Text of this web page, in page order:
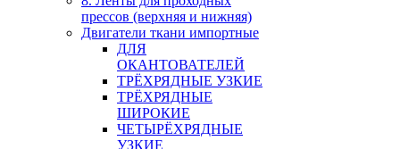
прессов (верхняя и нижняя)
Двигатели ткани импортные
ДЛЯ
ОКАНТОВАТЕЛЕЙ
ТРЁХРЯДНЫЕ УЗКИЕ
ТРЁХРЯДНЫЕ
ШИРОКИЕ
ЧЕТЫРЁХРЯДНЫЕ
УЗКИЕ